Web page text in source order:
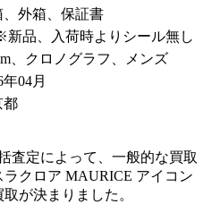
、外箱、保証書
新品、入荷時よりシール無し
、クロノグラフ、メンズ
年04月
都
査定によって、一般的な買取
クロア MAURICE アイコン
が決まりました。